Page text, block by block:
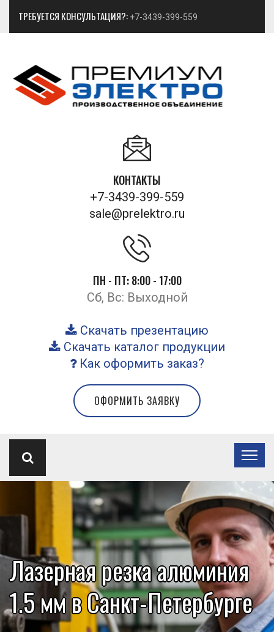
ТРЕБУЕТСЯ КОНСУЛЬТАЦИЯ?: +7-3439-399-559
КОНТАКТЫ
+7-3439-399-559
sale@prelektro.ru
ПН - ПТ: 8:00 - 17:00
Сб, Вс: Выходной
Скачать презентацию
Скачать каталог продукции
Как оформить заказ?
ОФОРМИТЬ ЗАЯВКУ
Лазерная резка алюминия
1.5 мм в Санкт-Петербурге